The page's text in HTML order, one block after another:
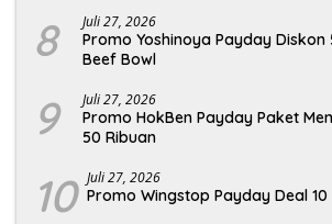
8 Juli 27, 2026
Promo Yoshinoya Payday Diskon
Beef Bowl
9 Juli 27, 2026
Promo HokBen Payday Paket
50 Ribuan
10 Juli 27, 2026
Promo Wingstop Payday Deal 10